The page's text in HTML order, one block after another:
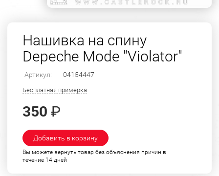
Нашивка на спину
Depeche Mode "Violator"
Артикул: 04154447
Бесплатная примерка
350 ₽
Добавить в корзину
Вы можете вернуть товар без объяснения причин в
течение 14 дней